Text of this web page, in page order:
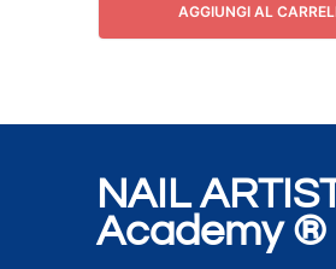
AGGIUNGI AL
NAIL
Academy ®